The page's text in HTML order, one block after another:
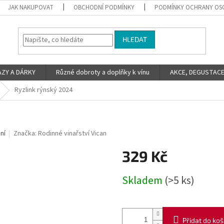
JAK NAKUPOVAT OBCHODNÍ PODMÍNKY PODMÍNKY OCHRANY
HLEDAT
A DÁRKY Různé dobroty a doplňky k vínu AKCE,
Ryzlink rýnský 2024
Značka:Rodinné vinařství Vican
329 Kč
cena:
Skladem (>5 ks)
Přidat do